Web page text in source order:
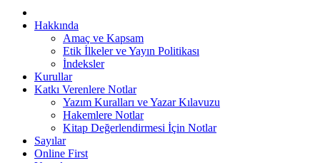
Hakkında
Amaç ve Kapsam
Etik İlkeler ve Yayın Politikası
İndeksler
Kurullar
Katkı Verenlere Notlar
Yazım Kuralları ve Yazar Kılavuzu
Hakemlere Notlar
Kitap Değerlendirmesi İçin Notlar
Sayılar
Online First